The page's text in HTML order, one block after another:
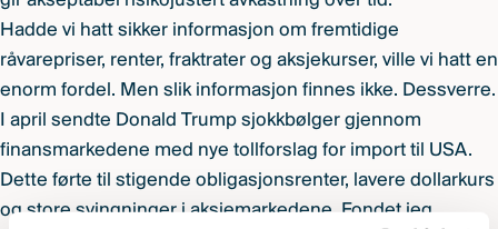
Hadde vi hatt sikker informasjon om fremtidige
råvarepriser, renter, fraktrater og aksjekurser, ville vi hatt en
enorm fordel. Men slik informasjon finnes ikke. Dessverre.
I april sendte Donald Trump sjokkbølger gjennom
finansmarkedene med nye tollforslag for import til USA.
Dette førte til stigende obligasjonsrenter, lavere dollarkurs
og store svingninger i aksjemarkedene. Fondet jeg